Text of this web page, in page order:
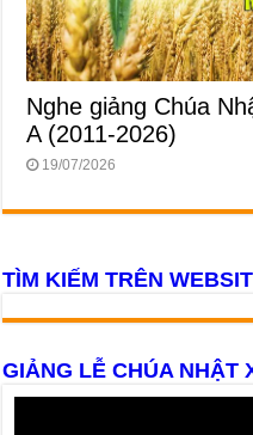
Nghe giảng Chúa
A (2011-2026)
19/07/2026
TÌM KIẾM TRÊN
GIẢNG LỄ CHÚA NHẬT